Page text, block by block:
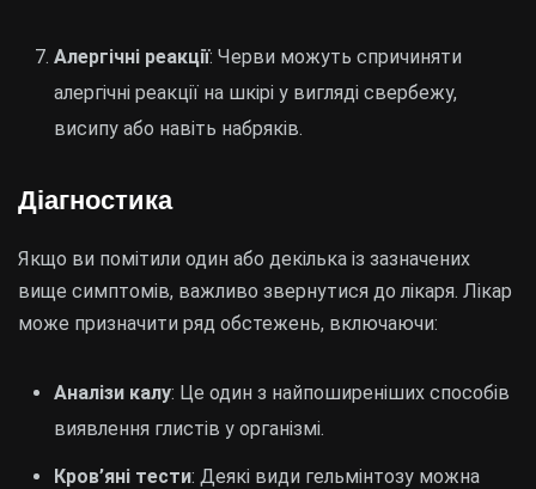
Алергічні реакції: Черви можуть спричиняти
алергічні реакції на шкірі у вигляді свербежу,
висипу або навіть набряків.
Діагностика
Якщо ви помітили один або декілька із зазначених
вище симптомів, важливо звернутися до лікаря. Лікар
може призначити ряд обстежень, включаючи:
Аналізи калу: Це один з найпоширеніших способів
виявлення глистів у організмі.
Кров’яні тести: Деякі види гельмінтозу можна